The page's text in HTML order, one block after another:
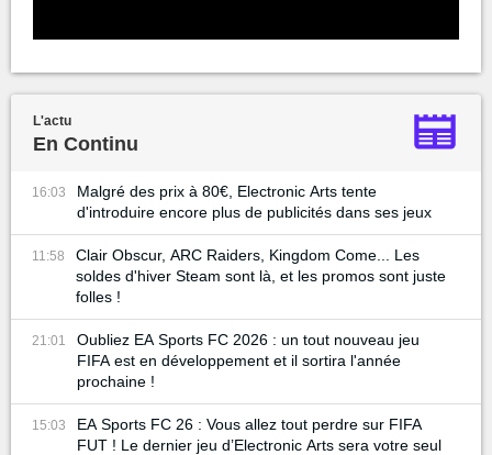
L'actu
En Continu
16:03
Malgré des prix à 80€, Electronic Arts tente
d'introduire encore plus de publicités dans ses jeux
11:58
Clair Obscur, ARC Raiders, Kingdom Come... Les
soldes d'hiver Steam sont là, et les promos sont juste
folles !
21:01
Oubliez EA Sports FC 2026 : un tout nouveau jeu
FIFA est en développement et il sortira l'année
prochaine !
15:03
EA Sports FC 26 : Vous allez tout perdre sur FIFA
FUT ! Le dernier jeu d’Electronic Arts sera votre seul